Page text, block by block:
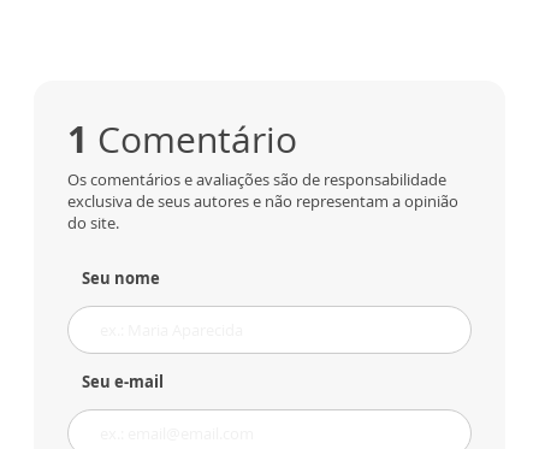
1 Comentário
Os comentários e avaliações são de responsabilidade
exclusiva de seus autores e não representam a opinião
do site.
Seu nome
Seu e-mail